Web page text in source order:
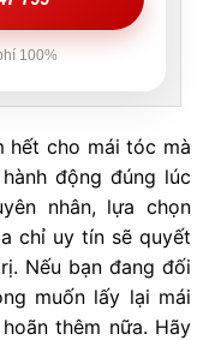
100%
hết cho mái tóc mà
động đúng lúc
nhân, lựa chọn
chỉ uy tín sẽ quyết
Nếu bạn đang đối
muốn lấy lại mái
thêm nữa. Hãy